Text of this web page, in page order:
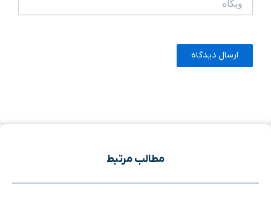
مطالب مرتبط